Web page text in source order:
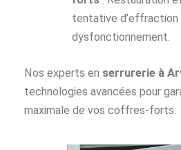
tentative d’effraction
dysfonctionnement.
Nos experts en serrurerie à
technologies avancées pour
maximale de vos coffres-forts.